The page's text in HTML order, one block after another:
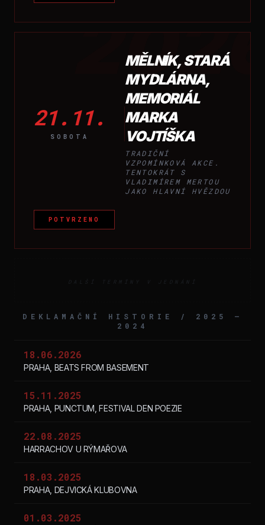
21.11.
SOBOTA
MĚLNÍK, STARÁ
MYDLÁRNA,
MEMORIÁL
MARKA
VOJTÍŠKA
TRADIČNÍ
VZPOMÍNKOVÁ AKCE.
TENTOKRÁT S
VLADIMÍREM MERTOU
JAKO HLAVNÍ HVĚZDOU
POTVRZENO
DALŠÍ TERMÍNY V JEDNÁNÍ
DEKLAMAČNÍ HISTORIE / 2025 –
2024
18.06.2026
PRAHA, BEATS FROM BASEMENT
15.11.2025
PRAHA, PUNCTUM, FESTIVAL DEN POEZIE
22.08.2025
HARRACHOV U RÝMAŘOVA
18.03.2025
PRAHA, DEJVICKÁ KLUBOVNA
01.03.2025